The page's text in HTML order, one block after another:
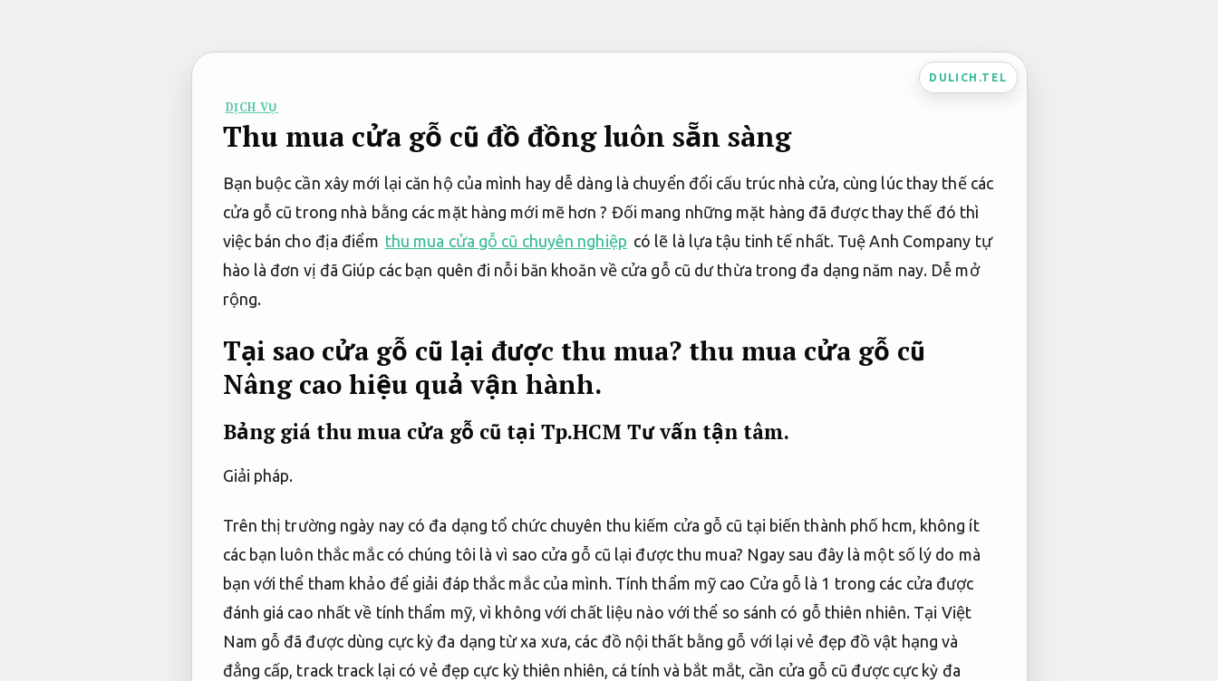
DULICH.TEL
DỊCH VỤ
Thu mua cửa gỗ cũ đồ đồng luôn sẵn sàng
Bạn buộc cần xây mới lại căn hộ của mình hay dễ dàng là chuyển đổi cấu trúc nhà cửa, cùng lúc thay thế các
cửa gỗ cũ trong nhà bằng các mặt hàng mới mẽ hơn ? Đối mang những mặt hàng đã được thay thế đó thì
việc bán cho địa điểm thu mua cửa gỗ cũ chuyên nghiệp có lẽ là lựa tậu tinh tế nhất. Tuệ Anh Company tự
hào là đơn vị đã Giúp các bạn quên đi nỗi băn khoăn về cửa gỗ cũ dư thừa trong đa dạng năm nay. Dễ mở
rộng.
Tại sao cửa gỗ cũ lại được thu mua? thu mua cửa gỗ cũ
Nâng cao hiệu quả vận hành.
Bảng giá thu mua cửa gỗ cũ tại Tp.HCM Tư vấn tận tâm.
Giải pháp.
Trên thị trường ngày nay có đa dạng tổ chức chuyên thu kiếm cửa gỗ cũ tại biến thành phố hcm, không ít
các bạn luôn thắc mắc có chúng tôi là vì sao cửa gỗ cũ lại được thu mua? Ngay sau đây là một số lý do mà
bạn với thể tham khảo để giải đáp thắc mắc của mình. Tính thẩm mỹ cao Cửa gỗ là 1 trong các cửa được
đánh giá cao nhất về tính thẩm mỹ, vì không với chất liệu nào với thể so sánh có gỗ thiên nhiên. Tại Việt
Nam gỗ đã được dùng cực kỳ đa dạng từ xa xưa, các đồ nội thất bằng gỗ với lại vẻ đẹp đồ vật hạng và
đẳng cấp, track track lại có vẻ đẹp cực kỳ thiên nhiên, cá tính và bắt mắt, cần cửa gỗ cũ được cực kỳ đa